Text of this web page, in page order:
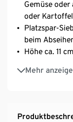
Gemüse
oder
Platzspar-
beim
Höhe ca. 11
Mehr
100% Silikon